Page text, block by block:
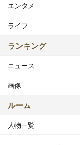
エンタメ
ライフ
ランキング
ニュース
画像
ルーム
人物一覧